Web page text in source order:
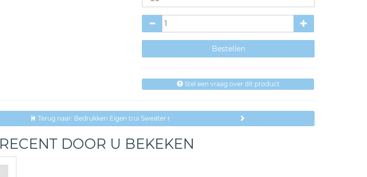
Stel een vraag over dit product
Terug naar: Bedrukken Eigen trui Sweater met Tekst Kids
RECENT DOOR U BEKEKEN